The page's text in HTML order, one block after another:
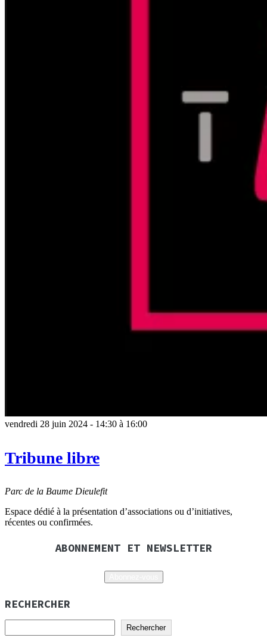
vendredi 28 juin 2024 - 14:30 à 16:00
Tribune libre
Parc de la Baume Dieulefit
Espace dédié à la présentation d’associations ou d’initiatives,
récentes ou confirmées.
ABONNEMENT ET NEWSLETTER
RECHERCHER
Rechercher